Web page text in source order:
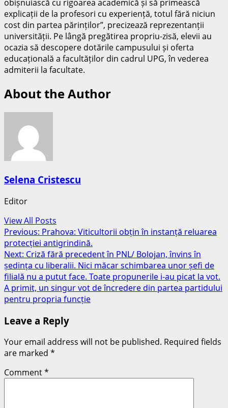
obișnuiască cu rigoarea academică și să primească
explicații de la profesori cu experiență, totul fără niciun
cost din partea părinților”, precizează reprezentanții
universității. Pe lângă pregătirea propriu-zisă, elevii au
ocazia să descopere dotările campusului și oferta
educațională a facultăților din cadrul UPG, în vederea
admiterii la facultate.
About the Author
Selena Cristescu
Editor
View All Posts
Post
navigation
Previous: Prahova: Viticultorii obțin în instanță reluarea
protecției antigrindină.
Next: Criză fără precedent în PNL/ Bolojan, învins în
ședința cu liberalii. Nici măcar schimbarea unor șefi de
filială nu a putut face. Toate propunerile i-au picat la vot.
A primit, un singur vot de încredere din partea partidului
pentru propria funcție
Leave a Reply
Your email address will not be published. Required fields
are marked *
Comment*